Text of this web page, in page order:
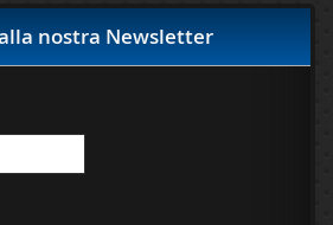
nostra Newsletter